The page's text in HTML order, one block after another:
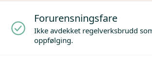
Forurensningsfare
Ikke avdekket regelverksbrudd
oppfølging.